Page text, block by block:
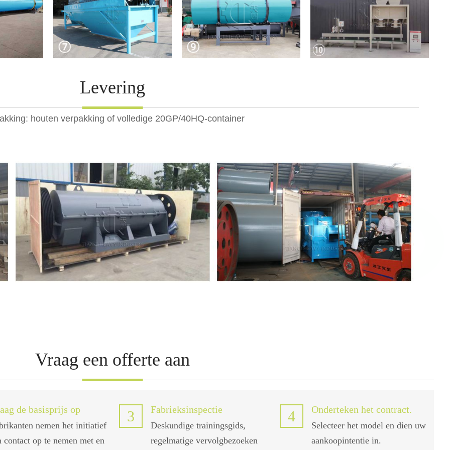
Levering
houten verpakking of volledige 20GP/40HQ-container
Vraag een offerte aan
de basisprijs op
nemen het initiatief
contact op te nemen met en
3 Fabrieksinspectie
Deskundige trainingsgids,
regelmatige vervolgbezoeken
4 Onderteken het contract.
Selecteer het model en dien uw
aankoopintentie in.